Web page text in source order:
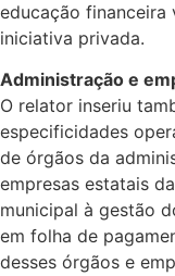
educação financeira
iniciativa privada.
Administração e
O relator inseriu
especificidades
de órgãos da
empresas estatais
municipal à gestão
em folha de
desses órgãos e